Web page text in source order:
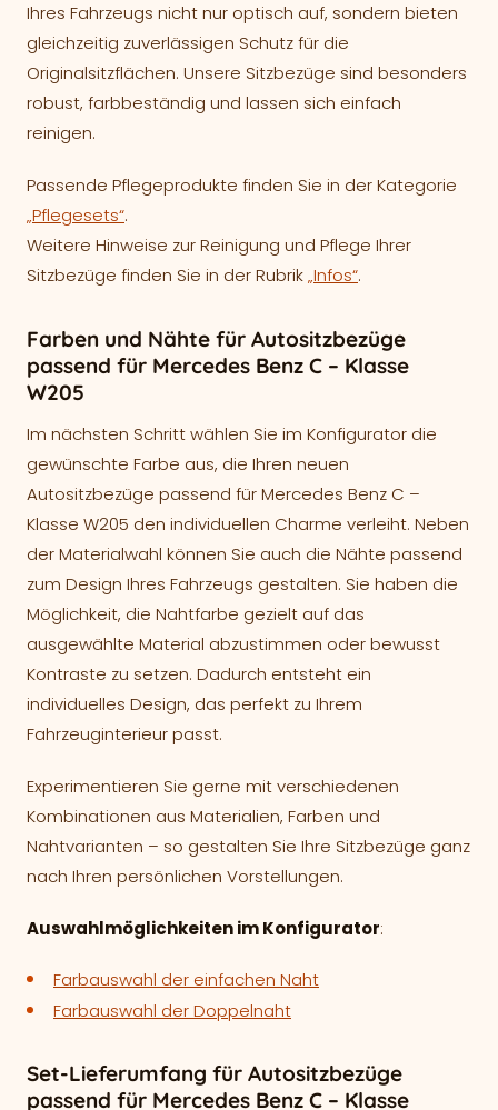
Ihres Fahrzeugs nicht nur optisch auf, sondern bieten
gleichzeitig zuverlässigen Schutz für die
Originalsitzflächen. Unsere Sitzbezüge sind besonders
robust, farbbeständig und lassen sich einfach
reinigen.
Passende Pflegeprodukte finden Sie in der Kategorie
„Pflegesets“.
Weitere Hinweise zur Reinigung und Pflege Ihrer
Sitzbezüge finden Sie in der Rubrik„Infos“.
Farben und Nähte für Autositzbezüge
passend für Mercedes Benz C – Klasse
W205
Im nächsten Schritt wählen Sie im Konfigurator die
gewünschte Farbe aus, die Ihren neuen
Autositzbezüge passend für Mercedes Benz C –
Klasse W205 den individuellen Charme verleiht. Neben
der Materialwahl können Sie auch die Nähte passend
zum Design Ihres Fahrzeugs gestalten. Sie haben die
Möglichkeit, die Nahtfarbe gezielt auf das
ausgewählte Material abzustimmen oder bewusst
Kontraste zu setzen. Dadurch entsteht ein
individuelles Design, das perfekt zu Ihrem
Fahrzeuginterieur passt.
Experimentieren Sie gerne mit verschiedenen
Kombinationen aus Materialien, Farben und
Nahtvarianten – so gestalten Sie Ihre Sitzbezüge ganz
nach Ihren persönlichen Vorstellungen.
Auswahlmöglichkeiten im Konfigurator:
Farbauswahl der einfachen Naht
Farbauswahl der Doppelnaht
Set-Lieferumfang für Autositzbezüge
passend für Mercedes Benz C – Klasse